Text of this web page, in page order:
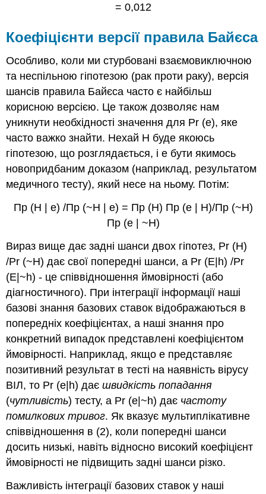
= 0,012
Коефіцієнти версії правила Байєса
Особливо, коли ми стурбовані взаємовиключною
та неспільною гіпотезою (рак проти раку), версія
шансів правила Байєса часто є найбільш
корисною версією. Це також дозволяє нам
уникнути необхідності значення для Pr (e), яке
часто важко знайти. Нехай H буде якоюсь
гіпотезою, що розглядається, і e бути якимось
новопридбаним доказом (наприклад, результатом
медичного тесту), який несе на ньому. Потім:
Пр (Н | е) /Пр (~Н | е) = Пр (Н) Пр (е | Н)/Пр (~Н)
Пр (е | ~Н)
Вираз вище дає задні шанси двох гіпотез, Pr (H)
/Pr (~H) дає свої попередні шанси, а Pr (E|h) /Pr
(E|~h) - це співвідношення ймовірності (або
діагностичного). При інтеграції інформації наші
базові знання базових ставок відображаються в
попередніх коефіцієнтах, а наші знання про
конкретний випадок представлені коефіцієнтом
ймовірності. Наприклад, якщо e представляє
позитивний результат в тесті на наявність вірусу
ВІЛ, то Pr (e|h) даєшвидкість попадання
(чутливість) тесту, а Pr (e|~h) дає частоту
помилкових тривог. Як вказує мультиплікативне
співвідношення в (2), коли попередні шанси
досить низькі, навіть відносно високий коефіцієнт
ймовірності не підвищить задні шанси різко.
Важливість інтеграції базових ставок у наші